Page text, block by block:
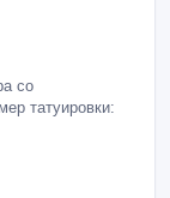
со
татуировки: